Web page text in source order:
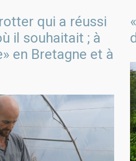
qui a réussi
il souhaitait ; à
en Bretagne et à